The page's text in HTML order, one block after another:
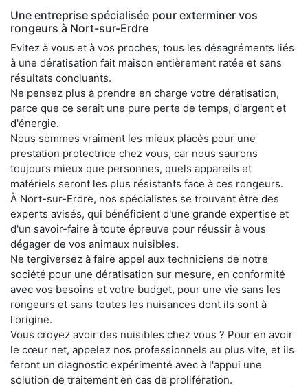
Une entreprise spécialisée pour exterminer vos
rongeurs à Nort-sur-Erdre
Evitez à vous et à vos proches, tous les désagréments liés
à une dératisation fait maison entièrement ratée et sans
résultats concluants.
Ne pensez plus à prendre en charge votre dératisation,
parce que ce serait une pure perte de temps, d'argent et
d'énergie.
Nous sommes vraiment les mieux placés pour une
prestation protectrice chez vous, car nous saurons
toujours mieux que personnes, quels appareils et
matériels seront les plus résistants face à ces rongeurs.
À Nort-sur-Erdre, nos spécialistes se trouvent être des
experts avisés, qui bénéficient d'une grande expertise et
d'un savoir-faire à toute épreuve pour réussir à vous
dégager de vos animaux nuisibles.
Ne tergiversez à faire appel aux techniciens de notre
société pour une dératisation sur mesure, en conformité
avec vos besoins et votre budget, pour une vie sans les
rongeurs et sans toutes les nuisances dont ils sont à
l'origine.
Vous croyez avoir des nuisibles chez vous ? Pour en avoir
le cœur net, appelez nos professionnels au plus vite, et ils
feront un diagnostic expérimenté avec à l'appui une
solution de traitement en cas de prolifération.